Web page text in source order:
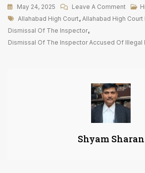
May 24, 2025 Leave A CommentOn
अवैध
के
बर्खास्तगी
रद्द
Tags
Allahabad High Court, Allahabad High Court
Dismissal Of The Inspector,
Dismissal Of The Inspector Accused Of Illegal
Shyam Sharan